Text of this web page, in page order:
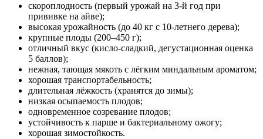
скороплодность (первый урожай на 3‑й год при
прививке на айве);
высокая урожайность (до 40 кг с 10‑летнего дерева);
крупные плоды (200–450 г);
отличный вкус (кисло‑сладкий, дегустационная оценка
5 баллов);
нежная, тающая мякоть с лёгким миндальным ароматом;
хорошая транспортабельность;
длительная лёжкость (хранятся до зимы);
низкая осыпаемость плодов;
одновременное созревание плодов;
устойчивость к парше и бактериальному ожогу;
хорошая зимостойкость.